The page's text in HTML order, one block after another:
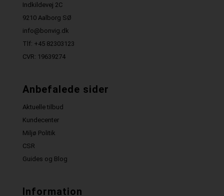
Indkildevej 2C
9210 Aalborg SØ
info@bonvig.dk
Tlf: +45 82303123
CVR: 19639274
Anbefalede sider
Aktuelle tilbud
Kundecenter
Miljø Politik
CSR
Guides og Blog
Information